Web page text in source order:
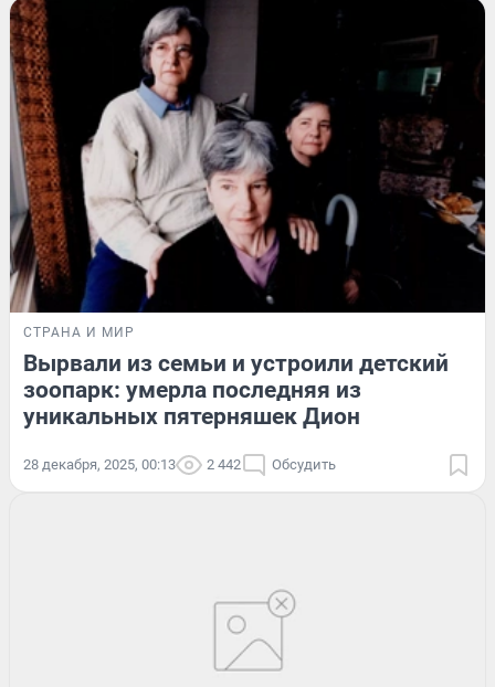
СТРАНА И МИР
Вырвали из семьи и устроили детский
зоопарк: умерла последняя из
уникальных пятерняшек Дион
28 декабря, 2025, 00:13 2 442 Обсудить